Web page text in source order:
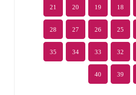
18
19
20
21
25
26
27
28
32
33
34
35
39
40